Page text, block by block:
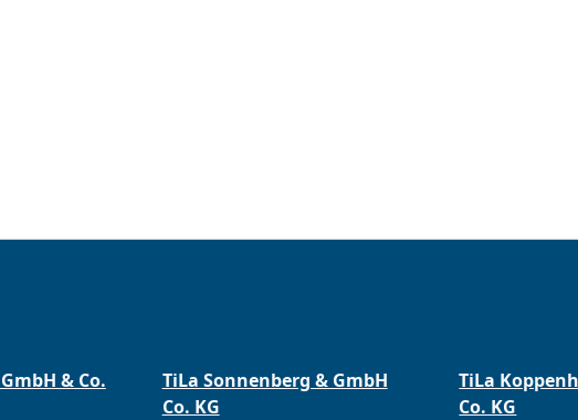
& Co.
TiLa Sonnenberg & GmbH
Co. KG
TiLa
Co. KG